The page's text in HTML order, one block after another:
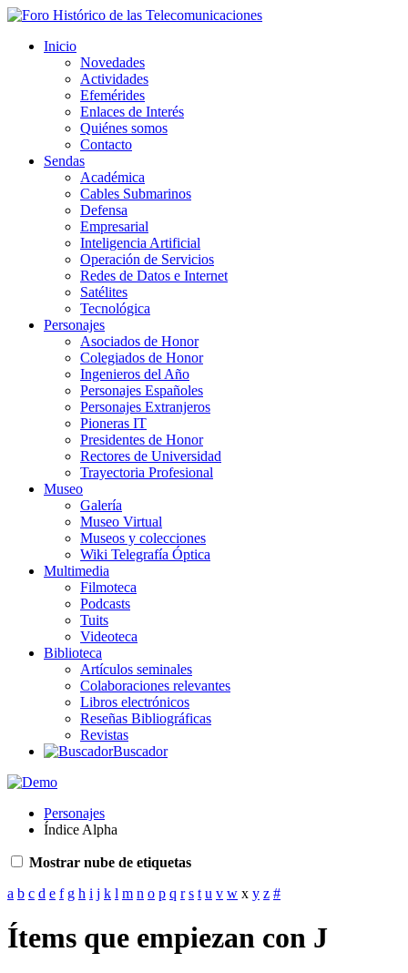
Inicio
Novedades
Actividades
Efemérides
Enlaces de Interés
Quiénes somos
Contacto
Sendas
Académica
Cables Submarinos
Defensa
Empresarial
Inteligencia Artificial
Operación de Servicios
Redes de Datos e Internet
Satélites
Tecnológica
Personajes
Asociados de Honor
Colegiados de Honor
Ingenieros del Año
Personajes Españoles
Personajes Extranjeros
Pioneras IT
Presidentes de Honor
Rectores de Universidad
Trayectoria Profesional
Museo
Galería
Museo Virtual
Museos y colecciones
Wiki Telegrafía Óptica
Multimedia
Filmoteca
Podcasts
Tuits
Videoteca
Biblioteca
Artículos seminales
Colaboraciones relevantes
Libros electrónicos
Reseñas Bibliográficas
Revistas
Buscador
Personajes
Índice Alpha
Mostrar nube de etiquetas
a b c d e f g h i j k l m n o p q r s t u v w x y z #
Ítems que empiezan con J